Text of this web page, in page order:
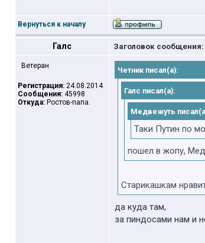
Вернуться к началу
Галс Заголовок сообщения:
Ветеран
Регистрация: 24.08.2014
Сообщения: 45998
Откуда: Ростов-папа.
Четник писал(а):
Галс писал(а):
Медвежуть
Таки Путин по
пошел в жопу,
Старикашкам
да куда там,
за пиндосами нам и